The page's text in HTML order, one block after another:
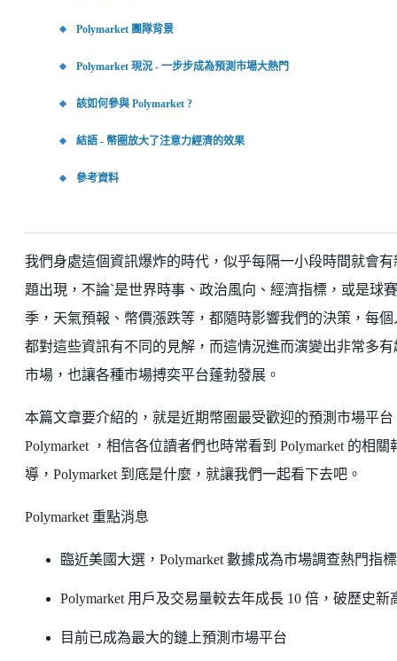
Polymarket 團隊背景
Polymarket 現況 - 一步步成為預測市場大熱門
該如何參與 Polymarket ?
結語 - 幣圈放大了注意力經濟的效果
參考資料
我們身處這個資訊爆炸的時代，似乎每隔一小段時間就會有
題出現，不論ˋ是世界時事、政治風向、經濟指標，或是球
季，天氣預報、幣價漲跌等，都隨時影響我們的決策，每個
都對這些資訊有不同的見解，而這情況進而演變出非常多有
市場，也讓各種市場搏奕平台蓬勃發展。
本篇文章要介紹的，就是近期幣圈最受歡迎的預測市場平台
Polymarket ，相信各位讀者們也時常看到 Polymarket 的相關
導，Polymarket 到底是什麼，就讓我們一起看下去吧。
Polymarket 重點消息
臨近美國大選，Polymarket 數據成為市場調查熱門指標
Polymarket 用戶及交易量較去年成長 10 倍，破歷史新
目前已成為最大的鏈上預測市場平台